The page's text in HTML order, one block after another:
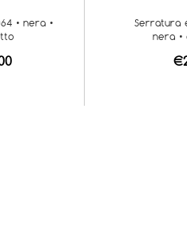
• nera •
Serratura
nera •